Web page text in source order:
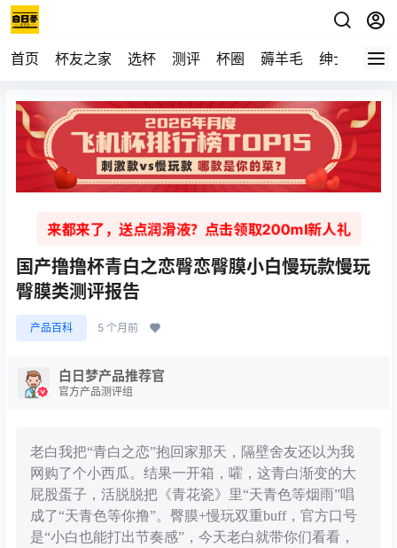
首页 杯友之家 选杯 测评 杯圈 薅羊毛 绅士 视频
来都来了，送点润滑液？点击领取200ml新人礼
国产撸撸杯青白之恋臀恋臀膜小白慢玩款慢玩
臀膜类测评报告
产品百科 5 个月前
白日梦产品推荐官
官方产品测评组
老白我把“青白之恋”抱回家那天，隔壁舍友还以为我
网购了个小西瓜。结果一开箱，嚯，这青白渐变的大
屁股蛋子，活脱脱把《青花瓷》里“天青色等烟雨”唱
成了“天青色等你撸”。臀膜+慢玩双重buff，官方口号
是“小白也能打出节奏感”，今天老白就带你们看看，